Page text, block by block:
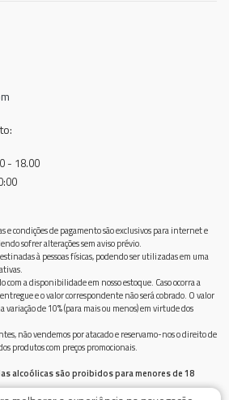
- 18.00
e condições de pagamento são exclusivos para internet e
sofrer alterações sem aviso prévio.
à pessoas físicas, podendo ser utilizadas em uma
com a disponibilidade em nosso estoque. Caso ocorra a
e o valor correspondente não será cobrado. O valor
de 10% (para mais ou menos) em virtude dos
não vendemos por atacado e reservamo-nos o direito de
produtos com preços promocionais.
alcoólicas são proibidos para menores de 18